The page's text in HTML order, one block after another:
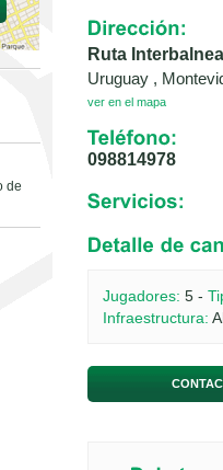
de
Ruta
Uruguay ,
ver en el mapa
098814978
Jugadores: 5 -
Infraestructura: